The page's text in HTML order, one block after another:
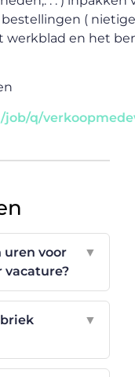
(
werkblad en het
job/q/
uren voor
vacature?
▼
▼